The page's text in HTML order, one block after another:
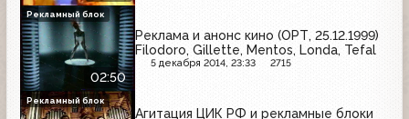
02:50
Реклама и анонс кино (ОРТ, 25.12.1999)
Filodoro, Gillette, Mentos, Londa, Tefal
5 декабря 2014, 23:33 2715
Рекламный блок
Агитация ЦИК РФ и рекламные блоки
Рекламный блок